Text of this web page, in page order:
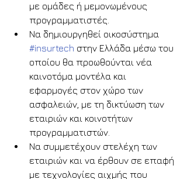
με ομάδες ή μεμονωμένους
προγραμματιστές.
Να δημιουργηθεί οικοσύστημα
#insurtech στην Ελλάδα μέσω του
οποίου θα προωθούνται νέα
καινοτόμα μοντέλα και
εφαρμογές στον χώρο των
ασφαλειών, με τη δικτύωση των
εταιριών και κοινοτήτων
προγραμματιστών.
Να συμμετέχουν στελέχη των
εταιριών και να έρθουν σε επαφή
με τεχνολογίες αιχμής που